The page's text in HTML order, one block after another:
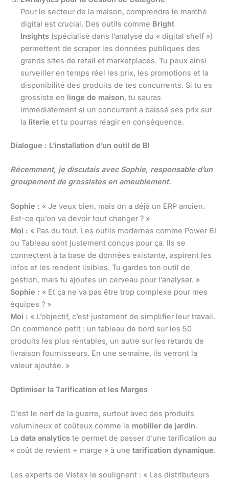
Pour le secteur de la maison, comprendre le marché
digital est crucial. Des outils comme Bright
Insights (spécialisé dans l’analyse du « digital shelf »)
permettent de scraper les données publiques des
grands sites de retail et marketplaces. Tu peux ainsi
surveiller en temps réel les prix, les promotions et la
disponibilité des produits de tes concurrents. Si tu es
grossiste en linge de maison, tu sauras
immédiatement si un concurrent a baissé ses prix sur
la literie et tu pourras réagir en conséquence.
Dialogue : L’installation d’un outil de BI
Récemment, je discutais avec Sophie, responsable d’un
groupement de grossistes en ameublement.
Sophie : « Je veux bien, mais on a déjà un ERP ancien.
Est-ce qu’on va devoir tout changer ? »
Moi : « Pas du tout. Les outils modernes comme Power BI
ou Tableau sont justement conçus pour ça. Ils se
connectent à ta base de données existante, aspirent les
infos et les rendent lisibles. Tu gardes ton outil de
gestion, mais tu ajoutes un cerveau pour l’analyser. »
Sophie : « Et ça ne va pas être trop complexe pour mes
équipes ? »
Moi : « L’objectif, c’est justement de simplifier leur travail.
On commence petit : un tableau de bord sur les 50
produits les plus rentables, un autre sur les retards de
livraison fournisseurs. En une semaine, ils verront la
valeur ajoutée. »
Optimiser la Tarification et les Marges
C’est le nerf de la guerre, surtout avec des produits
volumineux et coûteux comme le mobilier de jardin.
La data analytics te permet de passer d’une tarification au
« coût de revient + marge » à une tarification dynamique.
Les experts de Vistex le soulignent : « Les distributeurs